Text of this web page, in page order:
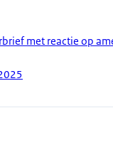
met reactie op